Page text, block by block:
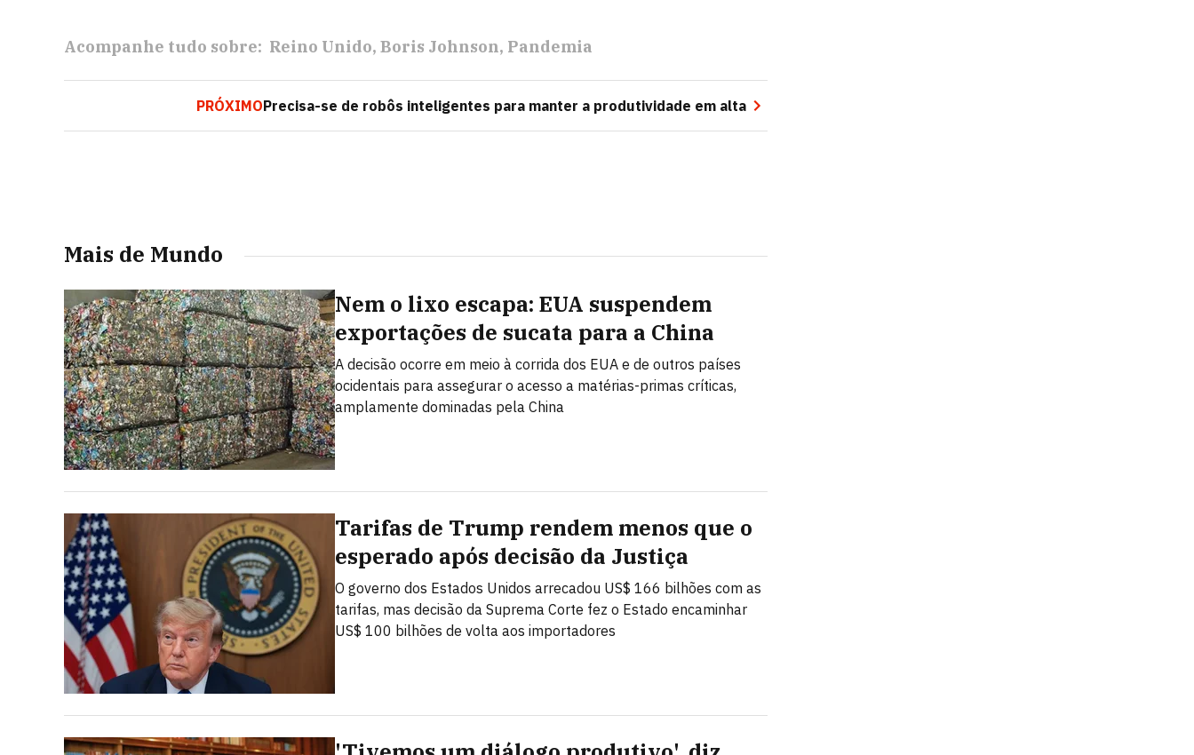
Acompanhe tudo sobre: Reino Unido Boris Johnson Pandemia
PRÓXIMOPrecisa-se de robôs inteligentes para manter a produtividade em alta
Mais de Mundo
Nem o lixo escapa: EUA suspendem
exportações de sucata para a China
A decisão ocorre em meio à corrida dos EUA e de outros países
ocidentais para assegurar o acesso a matérias-primas críticas,
amplamente dominadas pela China
Tarifas de Trump rendem menos que o
esperado após decisão da Justiça
O governo dos Estados Unidos arrecadou US$ 166 bilhões com as
tarifas, mas decisão da Suprema Corte fez o Estado encaminhar
US$ 100 bilhões de volta aos importadores